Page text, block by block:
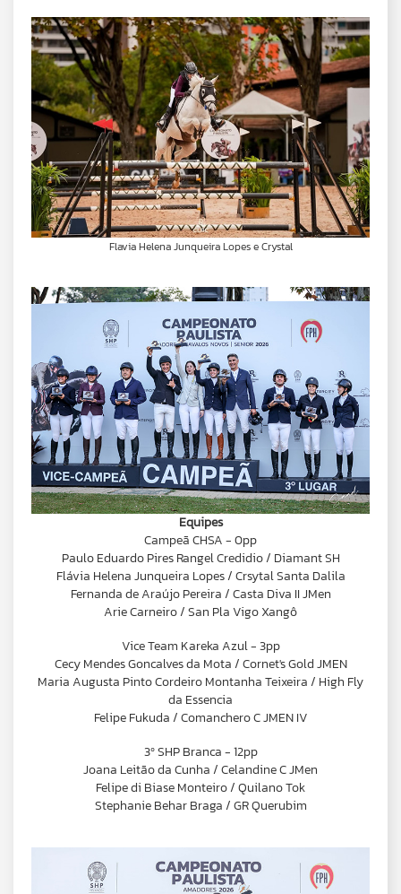
Flavia Helena Junqueira Lopes e Crystal
Equipes
Campeã CHSA - 0pp
Paulo Eduardo Pires Rangel Credidio / Diamant SH
Flávia Helena Junqueira Lopes / Crsytal Santa Dalila
Fernanda de Araújo Pereira / Casta Diva II JMen
Arie Carneiro / San Pla Vigo Xangô
Vice Team Kareka Azul - 3pp
Cecy Mendes Goncalves da Mota / Cornet's Gold JMEN
Maria Augusta Pinto Cordeiro Montanha Teixeira / High Fly
da Essencia
Felipe Fukuda / Comanchero C JMEN IV
3º SHP Branca - 12pp
Joana Leitão da Cunha / Celandine C JMen
Felipe di Biase Monteiro / Quilano Tok
Stephanie Behar Braga / GR Querubim